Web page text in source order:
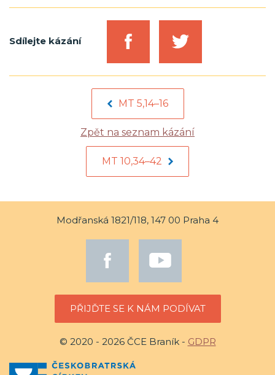
Sdílejte kázání
MT 5,14–16
Zpět na seznam kázání
MT 10,34–42
Modřanská 1821/118, 147 00 Praha 4
PŘIJĎTE SE K NÁM PODÍVAT
© 2020 - 2026 ČCE Braník - GDPR